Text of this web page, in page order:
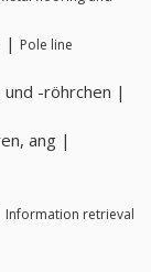
| Pole line
-röhrchen |
ang |
Information retrieval